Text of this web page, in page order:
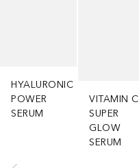
HYALURONIC
POWER
SERUM
VITAMIN C
SUPER
GLOW
SERUM